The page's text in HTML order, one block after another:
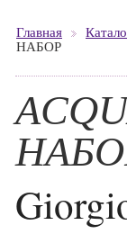
Главная
НАБОР